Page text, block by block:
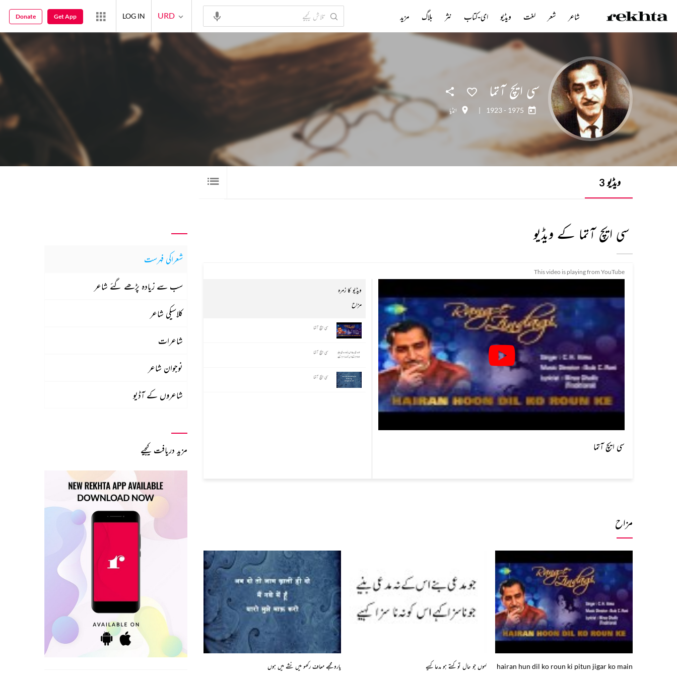
سی ایچ آتما
1923 - 1975
| انڈیا
ویڈیو3
سی ایچ آتما کے ویڈیو
This video is playing from YouTube
سی ایچ آتما
ویڈیو کا زمرہ
مزاح
سی ایچ آتما
سی ایچ آتما
سی ایچ آتما
مزاح
hairan hun dil ko roun ki pitun jigar ko main کہوں جو حال تو کہتے ہو مدعا کہیے یارو مجھے معاف رکھو میں نشے میں ہوں
شعراکی فہرست
سب سے زیادہ پڑھے گئے شاعر
کلاسیکی شاعر
شاعرات
نوجوان شاعر
شاعروں کے آڈیو
مزید دریافت کیجیے
شاعر شعر لغت ویڈیو ای-کتاب نثر بلاگ مزید URD
LOG IN
Get App
Donate